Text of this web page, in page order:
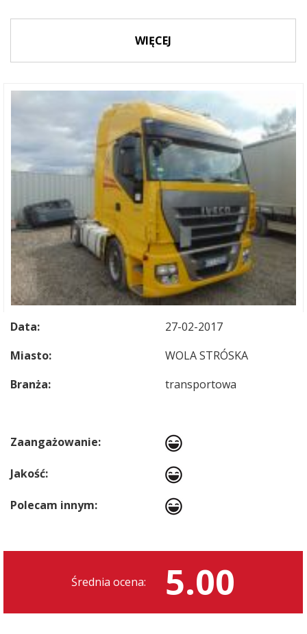
WIĘCEJ
Data:
27-02-2017
Miasto:
WOLA STRÓSKA
Branża:
transportowa
Zaangażowanie:
Jakość:
Polecam innym:
Średnia ocena: 5.00